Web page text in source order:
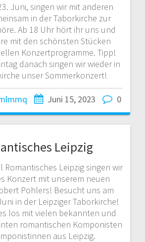
Juni, singen wir mit anderen
in der Taborkirche zur
Ab 18 Uhr hört ihr uns und
mit den schönsten Stücken
Konzertprogramme. Tipp!
danach singen wir wieder in
unser Sommerkonzert!
Juni 15, 2023 0
Leipzig
Romantisches Leipzig singen wir
Konzert mit unserem neuen
Pohlers! Besucht uns am
in der Leipziger Taborkirche!
los mit vielen bekannten und
romantischen Komponisten
aus Leipzig.